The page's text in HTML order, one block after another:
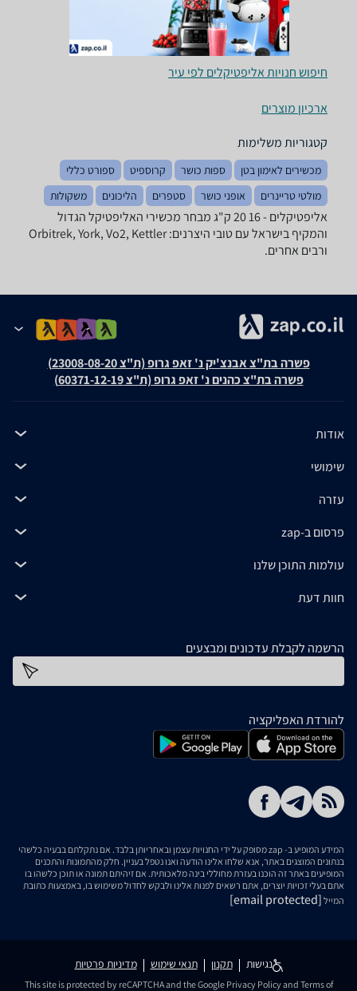
חיפוש חנויות אליפטיקלים לפי עיר
ארכיון מוצרים
קטגוריות משלימות
מכשירים לאימון בטן ספות כושר קרוספיט
ספורט כללי
מולטי טריינרים
אופני כושר סטפרים הליכונים משקולות
אליפטיקלים - ‏16 ‏20 ‏ק"ג מבחר מכשירי האליפטיקל הגדול
והמקיף בישראל עם טובי היצרנים: Orbitrek, York, Vo2, Kettler
ורבים אחרים.
פשרה בת"צ אבנצ'יק נ' זאפ גרופ (ת"צ 23008-08-20)
פשרה בת"צ כהנים נ' זאפ גרופ (ת"צ 60371-12-19)
אודות
שימושי
עזרה
פרסום ב-zap
עולמות התוכן שלנו
חוות דעת
הרשמה לקבלת עדכונים ומבצעים
להורדת האפליקציה
המידע המופיע ב- zap מסופק על ידי החנויות עצמן ובאחריותן בלבד. אם נתקלתם בבעיה כלשהי
בנתונים המוצגים באתר, אנא שלחו אלינו הודעה ואנו נטפל בעניין. חלק מהתמונות והתכנים
המופיעים באתר זה הוכנו בעזרת מחוללי בינה מלאכותית. אם זיהיתם תמונה או תוכן כלשהו בו
אתם בעלי זכויות יוצרים, אתם רשאים לפנות אלינו ולבקש לחדול משימוש בו, באמצעות כתובת
המייל [email protected]
נגישות תקנון תנאי שימוש מדיניות פרטיות
This site is protected by reCAPTCHA and the Google Privacy Policyand Terms of